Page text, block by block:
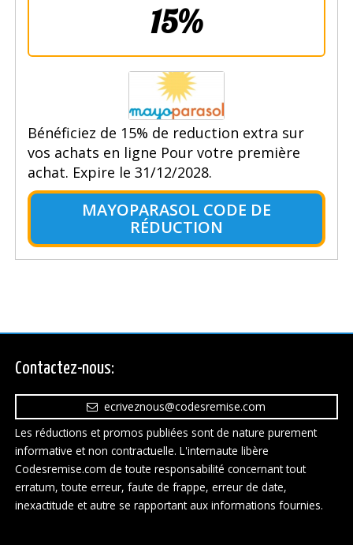
15%
Bénéficiez de 15% de reduction extra sur
vos achats en ligne Pour votre première
achat. Expire le 31/12/2028.
MAYOPARASOL CODE DE
RÉDUCTION
Contactez-nous:
ecriveznous@codesremise.com
Les réductions et promos publiées sont de nature purement
informative et non contractuelle. L'internaute libère
Codesremise.com de toute responsabilité concernant tout
erratum, toute erreur, faute de frappe, erreur de date,
inexactitude et autre se rapportant aux informations fournies.